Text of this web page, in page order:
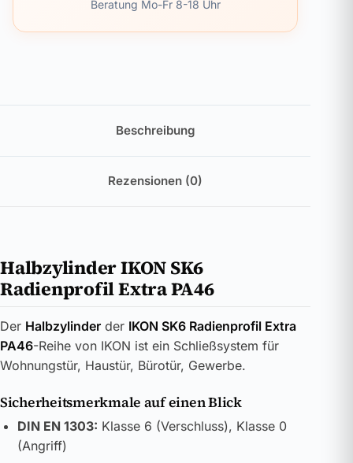
Beratung Mo-Fr 8-18 Uhr
Beschreibung
Rezensionen (0)
Halbzylinder IKON SK6
Radienprofil Extra PA46
Der Halbzylinder der IKON SK6 Radienprofil Extra
PA46-Reihe von IKON ist ein Schließsystem für
Wohnungstür, Haustür, Bürotür, Gewerbe.
Sicherheitsmerkmale auf einen Blick
DIN EN 1303: Klasse 6 (Verschluss), Klasse 0
(Angriff)